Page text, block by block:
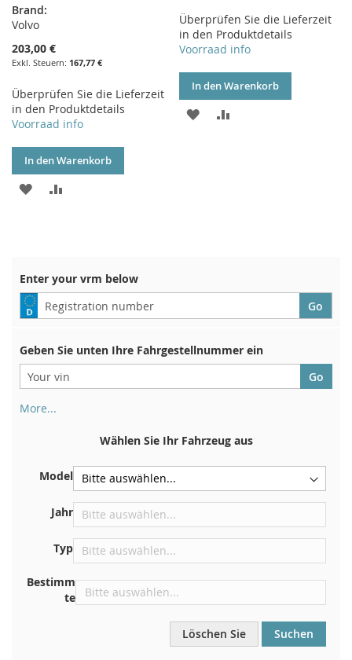
Brand:
Volvo
203,00 €
167,77 €
Überprüfen Sie die Lieferzeit
in den Produktdetails
Voorraad info
In den Warenkorb
ZUR
Überprüfen Sie die Lieferzeit
in den Produktdetails
Voorraad info
In den Warenkorb
ZUR
Enter your vrm below
Geben Sie unten Ihre Fahrgestellnummer ein
More...
Zulassungsbescheinigung. Und auch im Auto
Auf der Bodenplatte für den rechten Vordersitz
Zentrieren Sie es an der Trennwand unter der Haube
Direkt im Motorraum
Armaturenbrett
Wählen Sie Ihr Fahrzeug aus
Model
Jahr
Typ
Bestimm
te
Löschen Sie Suchen